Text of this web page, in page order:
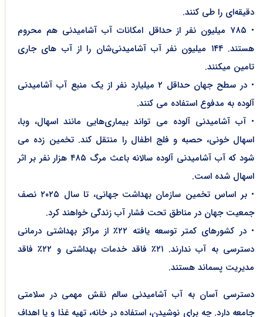
دقیقه‌ای را طی کنند.
• ۷۸۵ میلیون نفر از حداقل امکانات آب آشامیدنی هم محروم
هستند. ۱۴۴ میلیون نفر آب آشامیدنی‌شان را از آب های جاری
تامین میکنند.
• در سطح جهان حداقل ۲ میلیارد نفر از یک منبع آب آشامیدنی
آلوده به مدفوع استفاده می کنند.
• آب آشامیدنی آلوده می تواند بیماری‌هایی مانند اسهال، وبا،
اسهال خونی، حصبه و فلج اطفال را منتقل کند. تخمین زده می
شود که آب آشامیدنی آلوده سالانه باعث مرگ ۴۸۵ هزار نفر بر اثر
اسهال شده است.
• بر اساس تخمین سازمان بهداشت جهانی، تا سال ۲۰۲۵ نصف
جمعیت جهان در مناطق تحت فشار آب زندگی خواهند کرد.
• در کشورهای کمتر توسعه یافته ۲۲٪ از مراکز بهداشتی درمانی
دسترسی به آب ندارند. ۲۱٪ فاقد خدمات بهداشتی و ۲۲٪ فاقد
مدیریت پسماند هستند.
دسترسی آسان به آب آشامیدنی سالم نقش مهمی در سلامتی
جامعه دارد. چه برای نوشیدن، استفاده در خانه، تهیه غذا و یا اهداف